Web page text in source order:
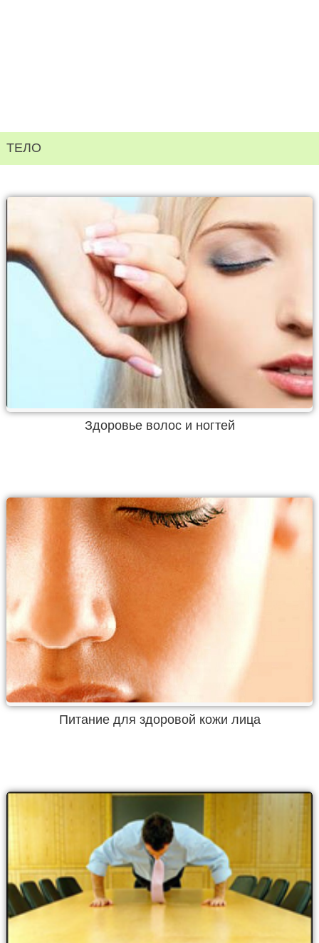
ТЕЛО
Здоровье волос и ногтей
Питание для здоровой кожи лица